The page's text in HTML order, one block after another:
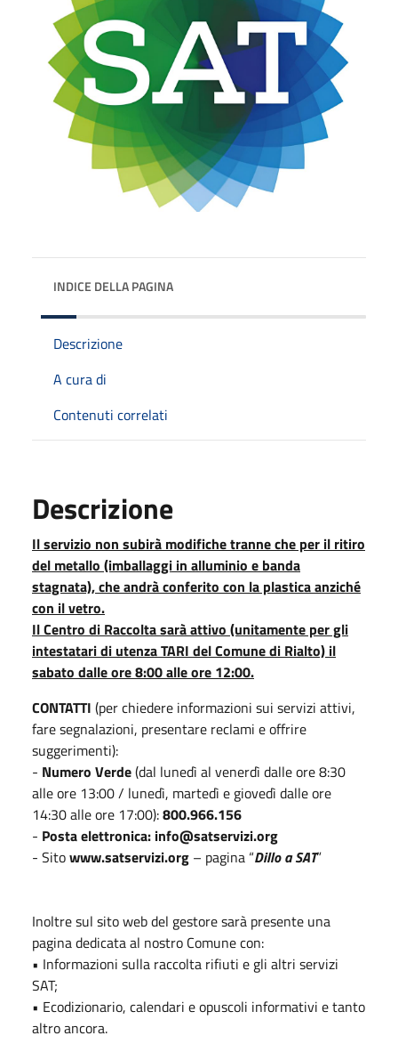
INDICE DELLA PAGINA
Descrizione
A cura di
Contenuti correlati
Descrizione
Il servizio non subirà modifiche tranne che per il ritiro
del metallo (imballaggi in alluminio e banda
stagnata), che andrà conferito con la plastica anziché
con il vetro.
Il Centro di Raccolta sarà attivo (unitamente per gli
intestatari di utenza TARI del Comune di Rialto) il
sabato dalle ore 8:00 alle ore 12:00.
CONTATTI (per chiedere informazioni sui servizi attivi,
fare segnalazioni, presentare reclami e offrire
suggerimenti):
- Numero Verde(dal lunedì al venerdì dalle ore 8:30
alle ore 13:00 / lunedì, martedì e giovedì dalle ore
14:30 alle ore 17:00):800.966.156
- Posta elettronica: info@satservizi.org
- Sitowww.satservizi.org – pagina “Dillo a SAT”
Inoltre sul sito web del gestore sarà presente una
pagina dedicata al nostro Comune con:
• Informazioni sulla raccolta rifiuti e gli altri servizi
SAT;
• Ecodizionario, calendari e opuscoli informativi e tanto
altro ancora.